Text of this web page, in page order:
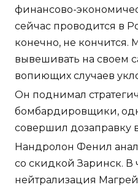
финансово-
сейчас проводится в
конечно, не кончится.
вывешивать на своем
вопиющих случаев
Он поднимал
бомбардировщики,
совершил дозаправку
Нандролон Фенил
со скидкой Заринск. В
нейтрализация